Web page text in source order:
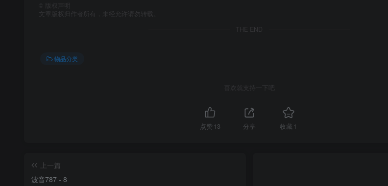
版权声明
文章版权归作者所有，未经允许请勿转载。
THE END
物品分类
喜欢就支持一下吧
点赞 13 分享 收藏 1
上一篇
波音787 - 8